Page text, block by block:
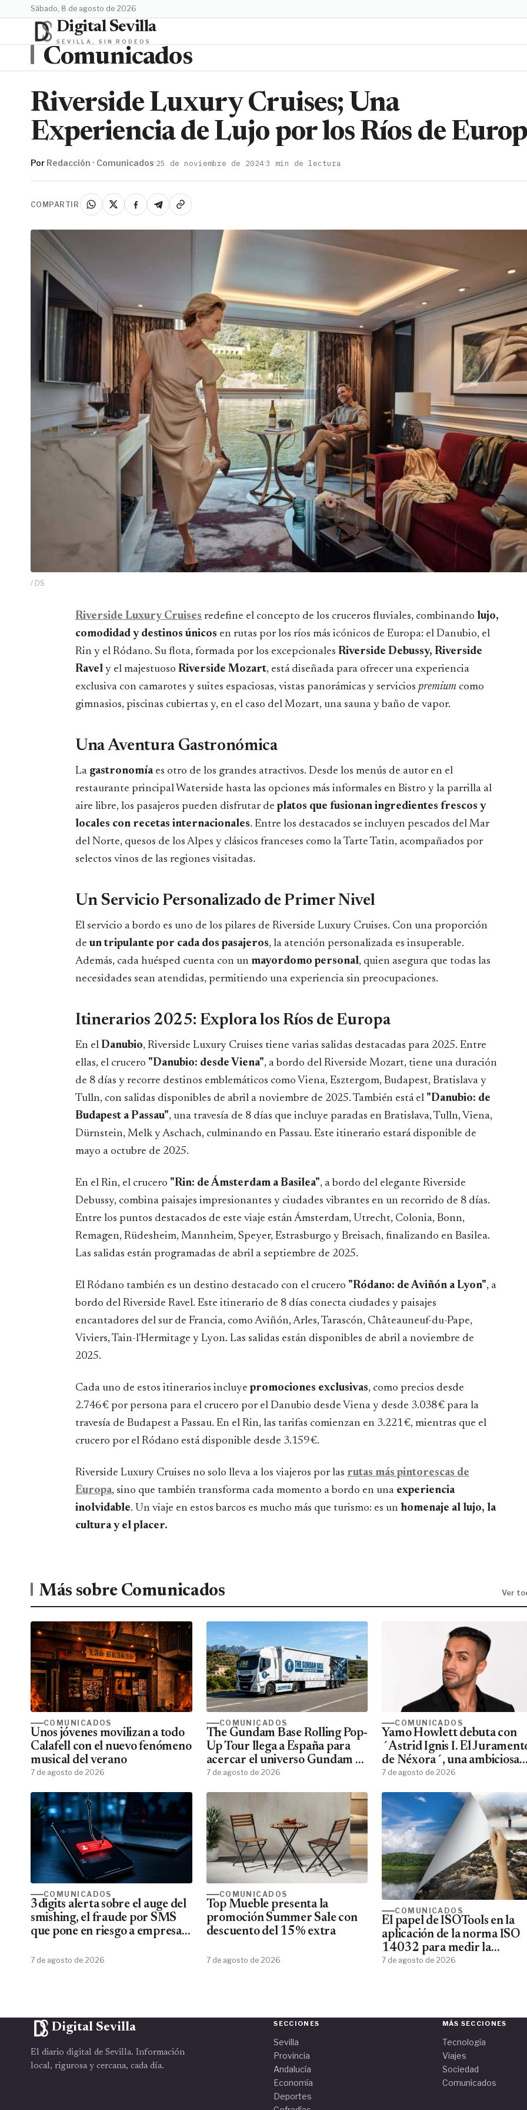
sábado, 8 de agosto de 2026
Digital Sevilla
SEVILLA, SIN RODEOS
Comunicados
Riverside Luxury Cruises; Una
Experiencia de Lujo por los Ríos de
Por Redacción · Comunicados·25 de noviembre de 2024·3 min de lectura
COMPARTIR
/ DS
Riverside Luxury Cruises redefine el concepto de los cruceros fluviales, combinando lujo,
comodidad y destinos únicos en rutas por los ríos más icónicos de Europa: el Danubio, el
Rin y el Ródano. Su flota, formada por los excepcionales Riverside Debussy, Riverside
Ravel y el majestuoso Riverside Mozart, está diseñada para ofrecer una experiencia
exclusiva con camarotes y suites espaciosas, vistas panorámicas y servicios premium como
gimnasios, piscinas cubiertas y, en el caso del Mozart, una sauna y baño de vapor.
Una Aventura Gastronómica
La gastronomía es otro de los grandes atractivos. Desde los menús de autor en el
restaurante principal Waterside hasta las opciones más informales en Bistro y la parrilla al
aire libre, los pasajeros pueden disfrutar deplatos que fusionan ingredientes frescos y
locales con recetas internacionales. Entre los destacados se incluyen pescados del Mar
del Norte, quesos de los Alpes y clásicos franceses como la Tarte Tatin, acompañados por
selectos vinos de las regiones visitadas.
Un Servicio Personalizado de Primer Nivel
El servicio a bordo es uno de los pilares de Riverside Luxury Cruises. Con una proporción
de un tripulante por cada dos pasajeros, la atención personalizada es insuperable.
Además, cada huésped cuenta con un mayordomo personal, quien asegura que todas las
necesidades sean atendidas, permitiendo una experiencia sin preocupaciones.
Itinerarios 2025: Explora los Ríos de Europa
En el Danubio, Riverside Luxury Cruises tiene varias salidas destacadas para 2025. Entre
ellas, el crucero "Danubio: desde Viena", a bordo del Riverside Mozart, tiene una duración
de 8 días y recorre destinos emblemáticos como Viena, Esztergom, Budapest, Bratislava y
Tulln, con salidas disponibles de abril a noviembre de 2025. También está el "Danubio: de
Budapest a Passau", una travesía de 8 días que incluye paradas en Bratislava, Tulln, Viena,
Dürnstein, Melk y Aschach, culminando en Passau. Este itinerario estará disponible de
mayo a octubre de 2025.
En el Rin, el crucero "Rin: de Ámsterdam a Basilea", a bordo del elegante Riverside
Debussy, combina paisajes impresionantes y ciudades vibrantes en un recorrido de 8 días.
Entre los puntos destacados de este viaje están Ámsterdam, Utrecht, Colonia, Bonn,
Remagen, Rüdesheim, Mannheim, Speyer, Estrasburgo y Breisach, finalizando en Basilea.
Las salidas están programadas de abril a septiembre de 2025.
El Ródano también es un destino destacado con el crucero "Ródano: de Aviñón a Lyon", a
bordo del Riverside Ravel. Este itinerario de 8 días conecta ciudades y paisajes
encantadores del sur de Francia, como Aviñón, Arles, Tarascón, Châteauneuf-du-Pape,
Viviers, Tain-l'Hermitage y Lyon. Las salidas están disponibles de abril a noviembre de
2025.
Cada uno de estos itinerarios incluyepromociones exclusivas, como precios desde
2.746 € por persona para el crucero por el Danubio desde Viena y desde 3.038 € para la
travesía de Budapest a Passau. En el Rin, las tarifas comienzan en 3.221 €, mientras que el
crucero por el Ródano está disponible desde 3.159 €.
Riverside Luxury Cruises no solo lleva a los viajeros por las rutas más pintorescas de
Europa, sino que también transforma cada momento a bordo en una experiencia
inolvidable. Un viaje en estos barcos es mucho más que turismo: es un homenaje al lujo, la
cultura y el placer.
Más sobre Comunicados Ver
COMUNICADOS
Unos jóvenes movilizan a todo
Calafell con el nuevo fenómeno
musical del verano
7 de agosto de 2026
COMUNICADOS
The Gundam Base Rolling Pop-
Up Tour llega a España para
acercar el universo Gundam a
todos los fans
7 de agosto de 2026
COMUNICADOS
Yamo Howlett debuta con
´Astrid Ignis I. El
de Néxora´, una ambiciosa
saga de fantasía y ciencia
7 de agosto de 2026
COMUNICADOS
3digits alerta sobre el auge del
smishing, el fraude por SMS
que pone en riesgo a empresas
7 de agosto de 2026
COMUNICADOS
Top Mueble presenta la
promoción Summer Sale con
descuento del 15% extra
7 de agosto de 2026
COMUNICADOS
El papel de ISOTools en la
aplicación de la norma ISO
14032 para medir la
sostenibilidad empresarial
7 de agosto de 2026
Digital Sevilla
El diario digital de Sevilla. Información
local, rigurosa y cercana, cada día.
SECCIONES
Sevilla
Provincia
Andalucía
Economía
Deportes
MÁS SECCIONES
Tecnología
Viajes
Sociedad
Comunicados